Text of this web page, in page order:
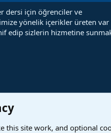
dersi için öğrenciler ve
yönelik içerikler üreten var
edip sizlerin hizmetine
this site work, and optional